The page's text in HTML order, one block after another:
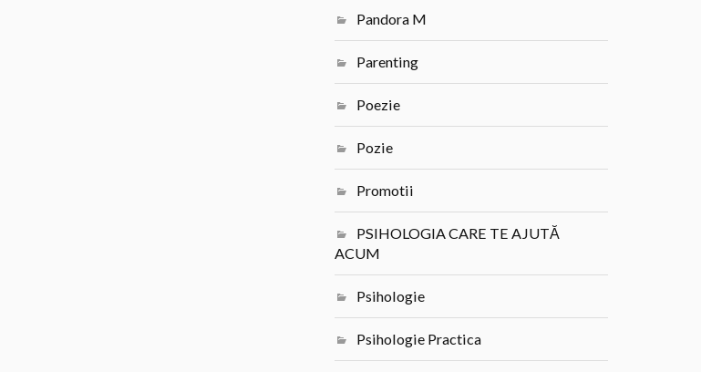
Pandora M
Parenting
Poezie
Pozie
Promotii
PSIHOLOGIA CARE TE AJUTĂ
ACUM
Psihologie
Psihologie Practica